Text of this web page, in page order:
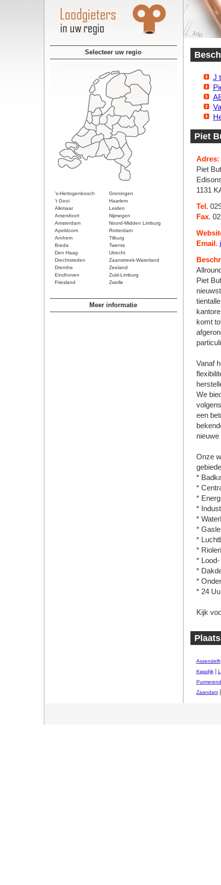
Selecteer uw regio
's-Hertogenbosch
Groningen
't Gooi
Haarlem
Alkmaar
Leiden
Amersfoort
Nijmegen
Amsterdam
Noord-Midden Limburg
Apeldoorn
Rotterdam
Arnhem
Tilburg
Breda
Twente
Den Haag
Utrecht
Drechtsteden
Zaanstreek-Waterland
Drenthe
Zeeland
Eindhoven
Zuid-Limburg
Friesland
Zwolle
Meer informatie
J
Piet
Adres:
Piet
1131
Tel.
Fax.
Email.
Piet
komt
Vanaf
We
een
nieuwe
Onze
*
*
*
*
*
*
*
*
*
*
*
* 24
Kijk
Assendelft
Kwadijk|
Purmerend
Zaandam